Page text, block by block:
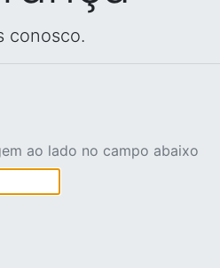
conosco.
ao lado no campo abaixo